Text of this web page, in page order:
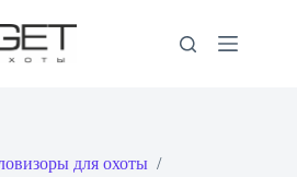
для охоты /